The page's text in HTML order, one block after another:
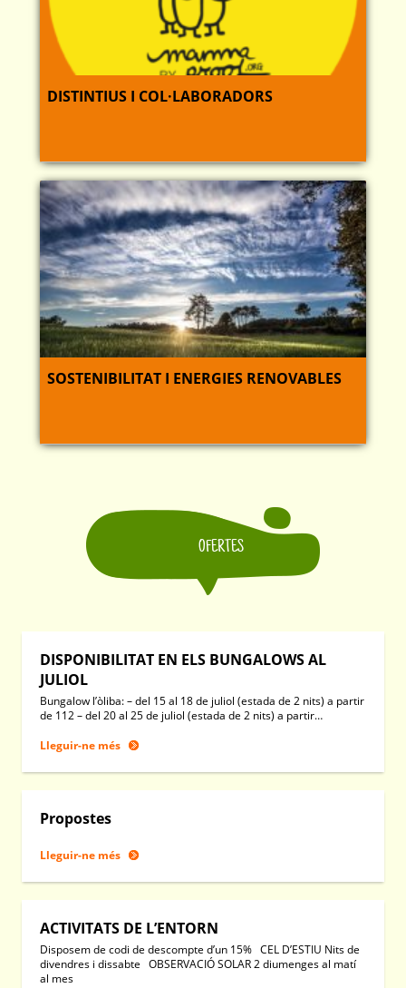
DISTINTIUS I COL·LABORADORS
SOSTENIBILITAT I ENERGIES RENOVABLES
OFERTES
DISPONIBILITAT EN ELS BUNGALOWS AL
JULIOL
Bungalow l’òliba: – del 15 al 18 de juliol (estada de 2 nits) a partir
de 112 – del 20 al 25 de juliol (estada de 2 nits) a partir…
Lleguir-ne més
Propostes
Lleguir-ne més
ACTIVITATS DE L’ENTORN
Disposem de codi de descompte d’un 15% CEL D’ESTIU Nits de
divendres i dissabte OBSERVACIÓ SOLAR 2 diumenges al matí
al mes